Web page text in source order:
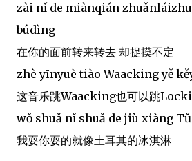
zài nǐ de miànqián
búdìng
在你的面前转来转去 却捉摸不定
zhè yīnyuè tiào Waacking yě
这音乐跳Waacking也可以跳
wǒ shuǎ nǐ shuǎ de jiù xiàng
我耍你耍的就像土耳其的冰淇淋